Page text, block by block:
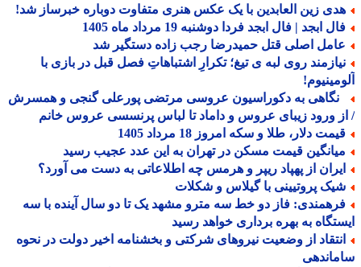
زین العابدین با یک عکس هنری متفاوت دوباره خبرساز شد!
ابجد | فال ابجد فردا دوشنبه 19 مرداد ماه 1405
اصلی قتل حمیدرضا رجب زاده دستگیر شد
روی لبه ی تیغ؛ تکرارِ اشتباهاتِ فصل قبل در بازی با
به دکوراسیون عروسی مرتضی پورعلی گنجی و همسرش
ورود زیبای عروس و داماد تا لباس پرنسسی عروس خانم
دلار، طلا و سکه امروز 18 مرداد 1405
قیمت مسکن در تهران به این عدد عجیب رسید
از پهپاد ریپر و هرمس چه اطلاعاتی به دست می آورد؟
پروتیینی با گیلاس و شکلات
فاز دو خط سه مترو مشهد یک تا دو سال آینده با سه
به بهره برداری خواهد رسید
از وضعیت نیروهای شرکتی و بخشنامه اخیر دولت در نحوه